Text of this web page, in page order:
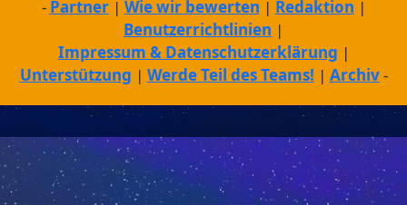
Partner
Wie wir bewerten
Redaktion
Benutzerrichtlinien
Impressum & Datenschutzerklärung
Unterstützung
Werde Teil des Teams! Archiv